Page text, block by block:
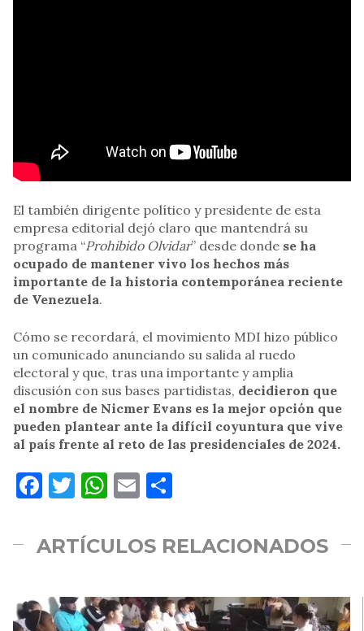
El también dirigente político y presidente de esta
empresa editorial dejó claro que mantendrá su
programa “Prohibido Olvidar” desde donde se ha
ocupado de mantener vivo los hechos más
importante de la historia contemporánea reciente
de Venezuela.
Cómo se recordará, el movimiento MDI hizo público
un comunicado anunciando su salida al ruedo
electoral y que, tras una importante y amplia
discusión con sus bases partidistas, decidieron que
el nombre de Nicmer Evans es la mejor opción que
pueden plantear ante la difícil coyuntura que vive
al país frente al reto de las presidenciales de 2024.
Facebook
Twitter
WhatsApp
Email
ARTÍCULOS RELACIONADOS